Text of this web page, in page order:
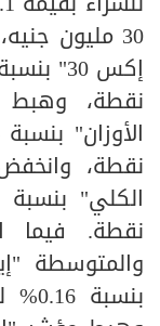
30 مليون
نقطة. فيما